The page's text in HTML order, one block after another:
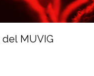
MUVIG